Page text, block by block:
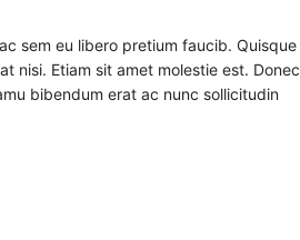
sem eu libero pretium faucib. Quisque
nisi. Etiam sit amet molestie est. Donec
bibendum erat ac nunc sollicitudin